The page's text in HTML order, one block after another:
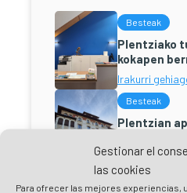
Gestionar el
las cookies
Para ofrecer las mejores experiencias,
Besteak
Plentziako
kokapen
Irakurri
Besteak
Plentzian
Irakurri